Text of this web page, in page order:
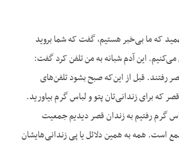
که ما بی‌خبر هستیم، گفت که شما بروید
می‌کنیم. این آدم شبانه به من تلفن کرد گفت:
رفتند. قبل از این‌که صبح بشود تلفن‌های
که برای زندانی‌تان پتو و لباس گرم بیاورید.
گرم رفتیم به زندان قصر دیدیم جمعیت
است. همه به همین دلائل یا پی زندانی‌هایشان